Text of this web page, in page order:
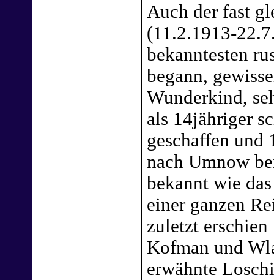
Auch der fast
(11.2.1913-
bekanntesten
begann,
Wunderkind,
als 14jähriger
geschaffen und
nach Umnow
bekannt wie
einer ganzen
zuletzt
Kofman und
erwähnte